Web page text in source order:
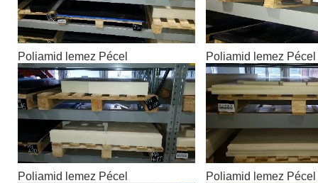
Poliamid lemez Pécel Poliamid lemez Pécel
Poliamid lemez Pécel Poliamid lemez Pécel